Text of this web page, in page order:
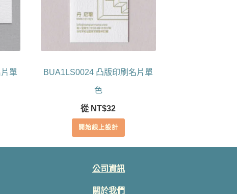
單 BUA1LS0024 凸版印刷名片單
色
從 NT$32
開始線上設計
公司資訊
關於我們